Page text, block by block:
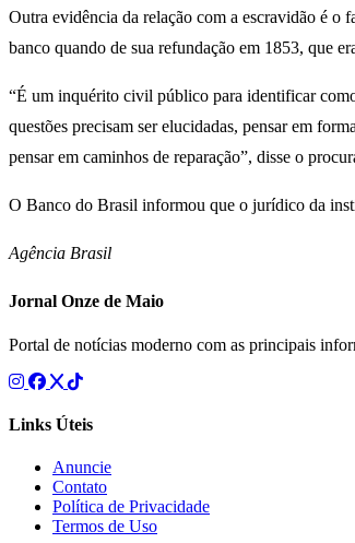
Outra evidência da relação com a escravidão é o
banco quando de sua refundação em 1853, que
“É um inquérito civil público para identificar como
questões precisam ser elucidadas, pensar em
pensar em caminhos de reparação”, disse o
O Banco do Brasil informou que o jurídico da
Agência Brasil
Jornal Onze de Maio
Portal de notícias moderno com as principais
Links Úteis
Anuncie
Contato
Política de Privacidade
Termos de Uso